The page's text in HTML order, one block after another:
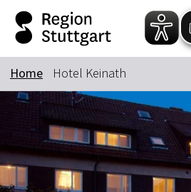
Zum
Zur
Zur
Zum
Keyword
Home Hotel Keinath